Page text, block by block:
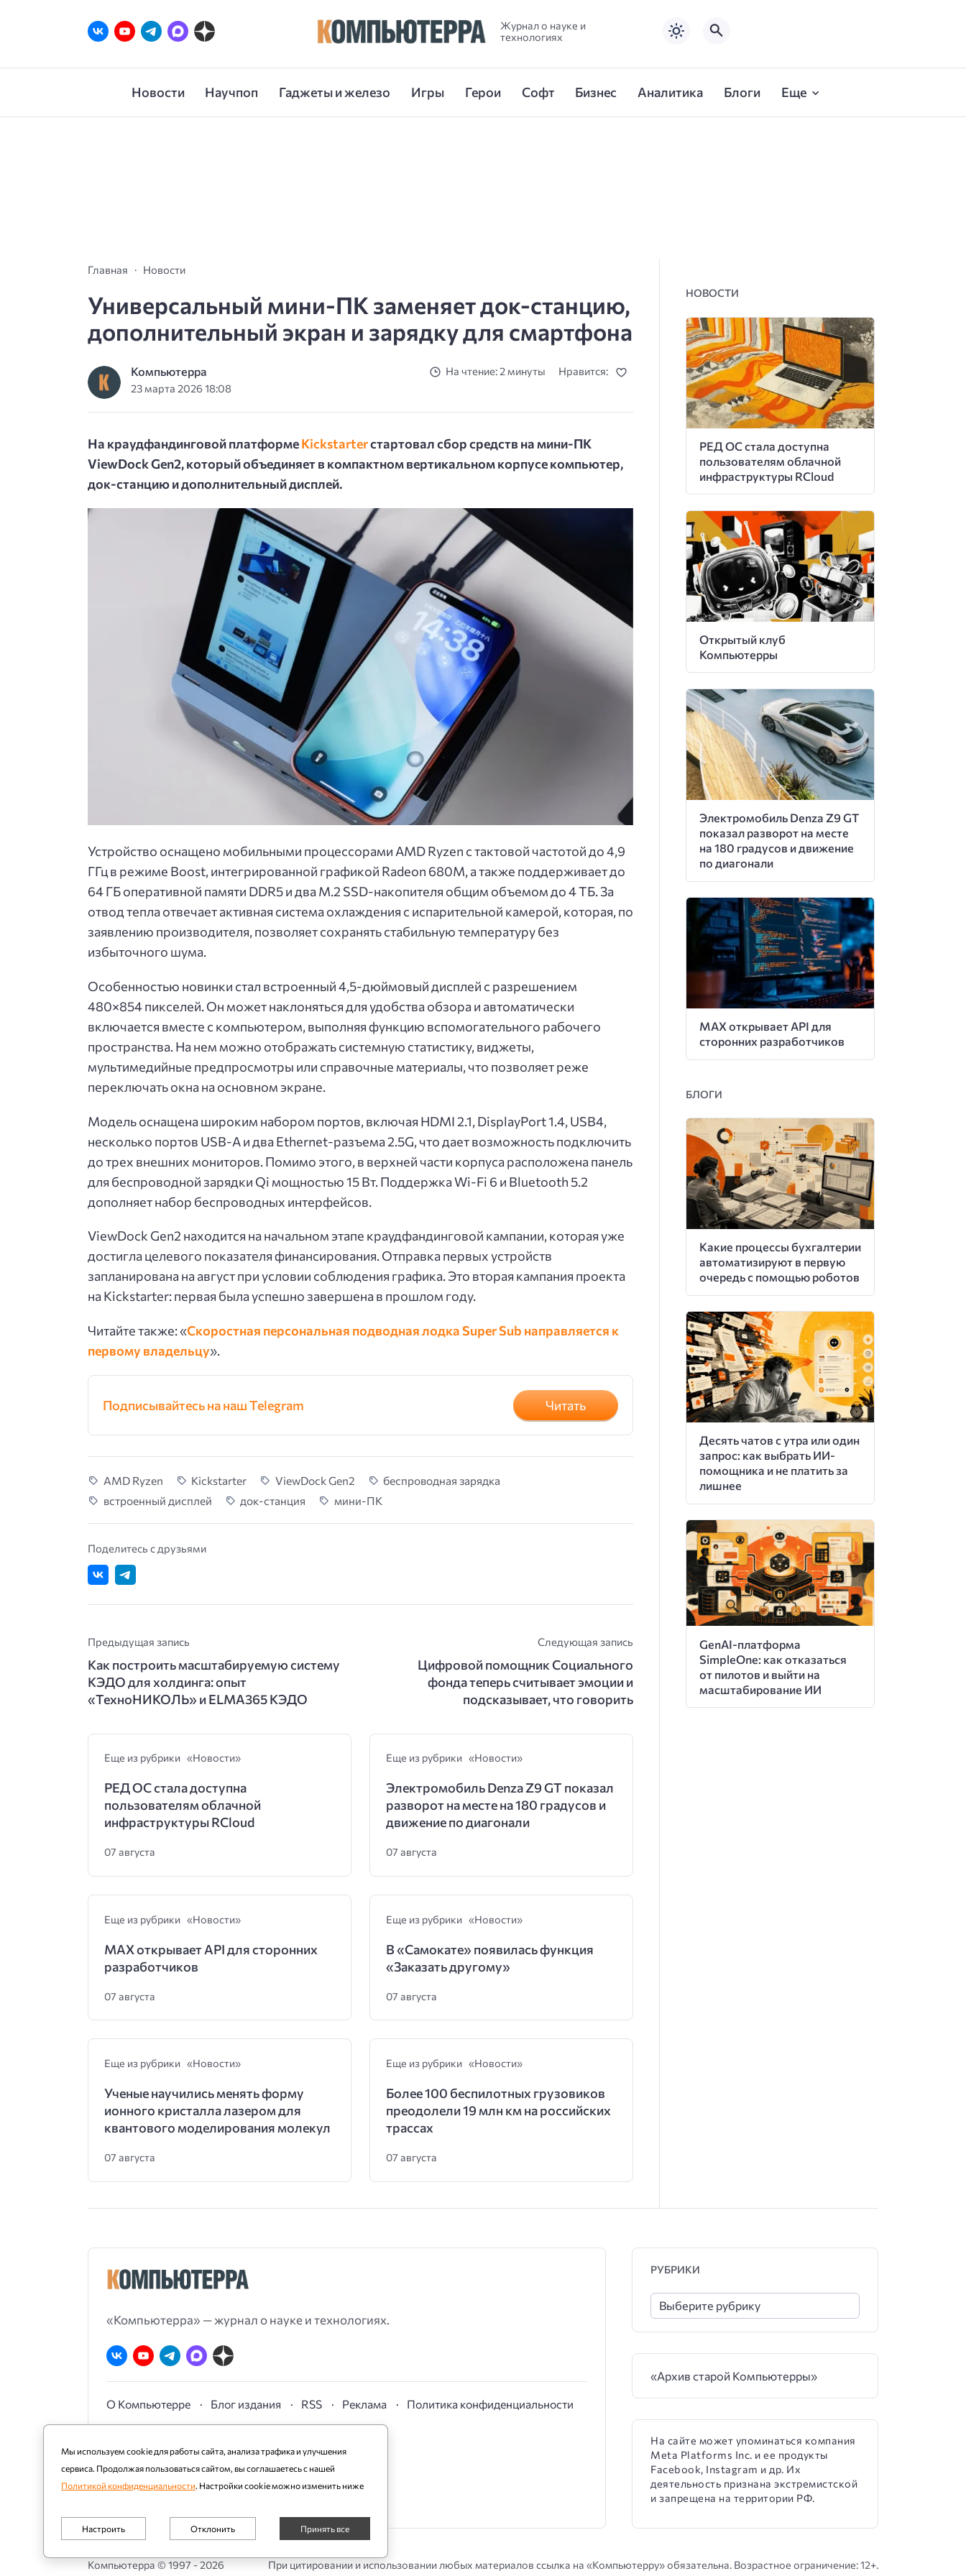
Журнал о науке и
технологиях
Новости Научпоп Гаджеты и железо Игры Герои Софт Бизнес Аналитика Блоги Еще
Главная Новости
Универсальный мини-ПК заменяет док-станцию,
дополнительный экран и зарядку для смартфона
Компьютерра
23 марта 2026 18:08
На чтение: 2 минуты Нравится:
На краудфандинговой платформеKickstarterстартовал сбор средств на мини-ПК
ViewDock Gen2, который объединяет в компактном вертикальном корпусе компьютер,
док-станцию и дополнительный дисплей.
Устройство оснащено мобильными процессорами AMD Ryzen с тактовой частотой до 4,9
ГГц в режиме Boost, интегрированной графикой Radeon 680M, а также поддерживает до
64 ГБ оперативной памяти DDR5 и два M.2 SSD-накопителя общим объемом до 4 ТБ. За
отвод тепла отвечает активная система охлаждения с испарительной камерой, которая, по
заявлению производителя, позволяет сохранять стабильную температуру без
избыточного шума.
Особенностью новинки стал встроенный 4,5-дюймовый дисплей с разрешением
480×854 пикселей. Он может наклоняться для удобства обзора и автоматически
включается вместе с компьютером, выполняя функцию вспомогательного рабочего
пространства. На нем можно отображать системную статистику, виджеты,
мультимедийные предпросмотры или справочные материалы, что позволяет реже
переключать окна на основном экране.
Модель оснащена широким набором портов, включая HDMI 2.1, DisplayPort 1.4, USB4,
несколько портов USB-A и два Ethernet-разъема 2.5G, что дает возможность подключить
до трех внешних мониторов. Помимо этого, в верхней части корпуса расположена панель
для беспроводной зарядки Qi мощностью 15 Вт. Поддержка Wi-Fi 6 и Bluetooth 5.2
дополняет набор беспроводных интерфейсов.
ViewDock Gen2 находится на начальном этапе краудфандинговой кампании, которая уже
достигла целевого показателя финансирования. Отправка первых устройств
запланирована на август при условии соблюдения графика. Это вторая кампания проекта
на Kickstarter: первая была успешно завершена в прошлом году.
Читайте также: «Скоростная персональная подводная лодка Super Sub направляется к
первому владельцу».
Подписывайтесь на наш Telegram Читать
AMD Ryzen Kickstarter ViewDock Gen2
беспроводная зарядка
встроенный дисплей
док-станция мини-ПК
Поделитесь с друзьями
Предыдущая запись
Как построить масштабируемую систему
КЭДО для холдинга: опыт
«ТехноНИКОЛЬ» и ELMA365 КЭДО
Следующая запись
Цифровой помощник Социального
фонда теперь считывает эмоции и
подсказывает, что говорить
Еще из рубрики «Новости»
РЕД ОС стала доступна
пользователям облачной
инфраструктуры RCloud
07 августа
Еще из рубрики «Новости»
Электромобиль Denza Z9 GT показал
разворот на месте на 180 градусов и
движение по диагонали
07 августа
Еще из рубрики «Новости»
MAX открывает API для сторонних
разработчиков
07 августа
Еще из рубрики «Новости»
В «Самокате» появилась функция
«Заказать другому»
07 августа
Еще из рубрики «Новости»
Ученые научились менять форму
ионного кристалла лазером для
квантового моделирования молекул
07 августа
Еще из рубрики «Новости»
Более 100 беспилотных грузовиков
преодолели 19 млн км на российских
трассах
07 августа
НОВОСТИ
РЕД ОС стала доступна
пользователям облачной
инфраструктуры RCloud
Открытый клуб
Компьютерры
Электромобиль Denza Z9 GT
показал разворот на месте
на 180 градусов и движение
по диагонали
MAX открывает API для
сторонних разработчиков
БЛОГИ
Какие процессы бухгалтерии
автоматизируют в первую
очередь с помощью роботов
Десять чатов с утра или один
запрос: как выбрать ИИ-
помощника и не платить за
лишнее
GenAI-платформа
SimpleOne: как отказаться
от пилотов и выйти на
масштабирование ИИ
«Компьютерра» — журнал о науке и технологиях.
О Компьютерре Блог издания RSS Реклама Политика конфиденциальности
РУБРИКИ
«Архив старой Компьютерры»
На сайте может упоминаться компания
Meta Platforms Inc. и ее продукты
Facebook, Instagram и др. Их
деятельность признана экстремистской
и запрещена на территории РФ.
Компьютерра © 1997 - 2026 При цитировании и использовании любых материалов ссылка на «Компьютерру» обязательна. Возрастное ограничение: 12+.
Мы используем cookie для работы сайта, анализа трафика и улучшения
сервиса. Продолжая пользоваться сайтом, вы соглашаетесь с нашей
Политикой конфиденциальности. Настройки cookie можно изменить ниже
Обязательные
Настроить Отклонить Принять все